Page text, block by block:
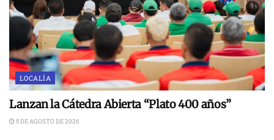
LOCALÍA
Lanzan la Cátedra Abierta “Plato 400 años”
5 DE AGOSTO DE 2026